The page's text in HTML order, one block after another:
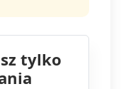
tylko